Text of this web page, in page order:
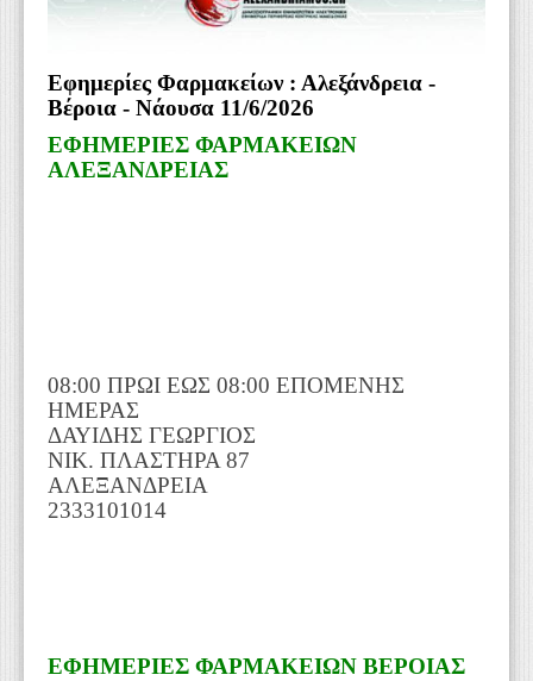
Εφημερίες Φαρμακείων : Αλεξάνδρεια -
Βέροια - Νάουσα 11/6/2026
ΕΦΗΜΕΡΙΕΣ ΦΑΡΜΑΚΕΙΩΝ
ΑΛΕΞΑΝΔΡΕΙΑΣ
08:00 ΠΡΩΙ ΕΩΣ 08:00 ΕΠΟΜΕΝΗΣ
ΗΜΕΡΑΣ
ΔΑΥΙΔΗΣ ΓΕΩΡΓΙΟΣ
ΝΙΚ. ΠΛΑΣΤΗΡΑ 87
ΑΛΕΞΑΝΔΡΕΙΑ
2333101014
ΕΦΗΜΕΡΙΕΣ ΦΑΡΜΑΚΕΙΩΝ BΕΡΟΙΑΣ